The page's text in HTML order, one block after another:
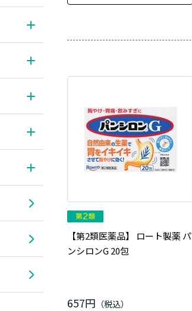
【第2類医薬品】 ロート製薬 パ
ンシロンG 20包
657円